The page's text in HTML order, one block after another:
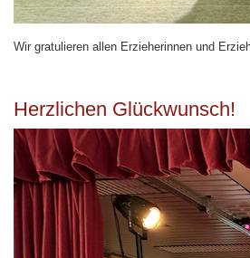
Wir gratulieren allen Erzieherinnen und
Herzlichen Glückwunsch!